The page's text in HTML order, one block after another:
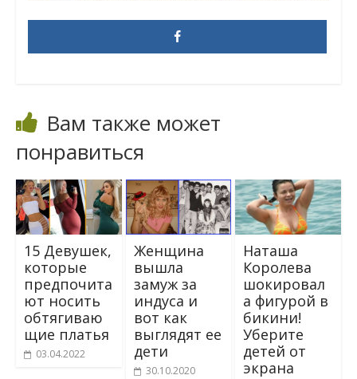
Вам также может
понравиться
15 Девушек,
которые
предпочита
ют носить
обтягиваю
щие платья
03.04.2022
Женщина
вышла
замуж за
индуса и
вот как
выглядят ее
дети
30.10.2020
Наташа
Королева
шокировал
а фигурой в
бикини!
Уберите
детей от
экрана